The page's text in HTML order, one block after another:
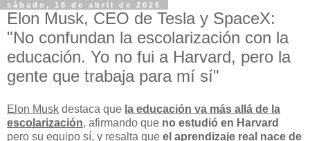
sábado, 18 de abril de 2026
Elon Musk, CEO de Tesla y SpaceX:
"No confundan la escolarización con la
educación. Yo no fui a Harvard, pero la
gente que trabaja para mí sí"
Elon Musk destaca que la educación va más allá de la
escolarización, afirmando que no estudió en Harvard
pero su equipo sí, y resalta que el aprendizaje real nace de